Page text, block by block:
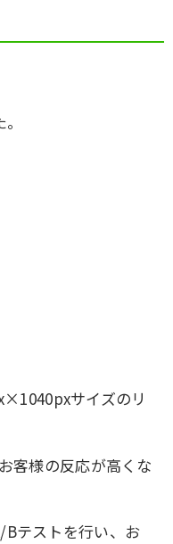
サイズのリ
客様の反応が高くな
テストを行い、お